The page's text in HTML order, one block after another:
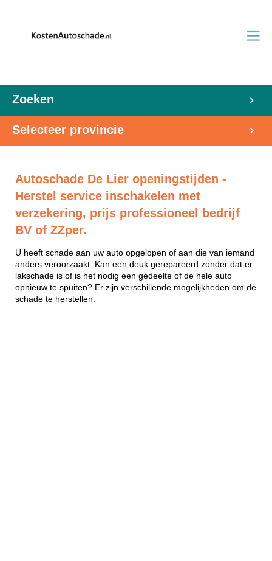
Zoeken
Selecteer provincie
Autoschade De Lier openingstijden -
Herstel service inschakelen met
verzekering, prijs professioneel bedrijf
BV of ZZper.
U heeft schade aan uw auto opgelopen of aan die van iemand
anders veroorzaakt. Kan een deuk gerepareerd zonder dat er
lakschade is of is het nodig een gedeelte of de hele auto
opnieuw te spuiten? Er zijn verschillende mogelijkheden om de
schade te herstellen.